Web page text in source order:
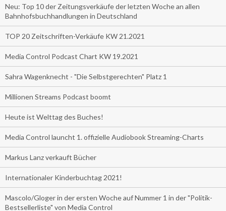
Neu: Top 10 der Zeitungsverkäufe der letzten Woche an allen
Bahnhofsbuchhandlungen in Deutschland
TOP 20 Zeitschriften-Verkäufe KW 21.2021
Media Control Podcast Chart KW 19.2021
Sahra Wagenknecht - "Die Selbstgerechten" Platz 1
Millionen Streams Podcast boomt
Heute ist Welttag des Buches!
Media Control launcht 1. offizielle Audiobook Streaming-Charts
Markus Lanz verkauft Bücher
Internationaler Kinderbuchtag 2021!
Mascolo/Gloger in der ersten Woche auf Nummer 1 in der "Politik-
Bestsellerliste" von Media Control